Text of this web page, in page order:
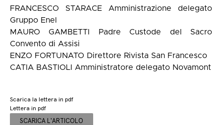
FRANCESCO STARACE Amministrazione delegato
Gruppo Enel
MAURO GAMBETTI Padre Custode del Sacro
Convento di Assisi
ENZO FORTUNATO Direttore Rivista San Francesco
CATIA BASTIOLI Amministratore delegato Novamont
Scarica la lettera in pdf
Lettera in pdf
SCARICA L'ARTICOLO